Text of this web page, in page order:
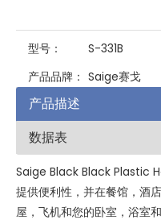
型号：
S-331B
产品品牌： Saige赛戈
产品描述
数据表
Saige Black Black Plastic
提供便利性，并在餐馆，酒
屋，飞机和您的卧室，浴室